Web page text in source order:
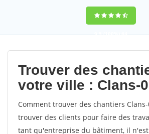
9,5(100%)64
votes
Trouver des
votre ville : Clans-
Comment trouver des chantiers
trouver des clients pour faire des
tant qu'entreprise du bâtiment, il